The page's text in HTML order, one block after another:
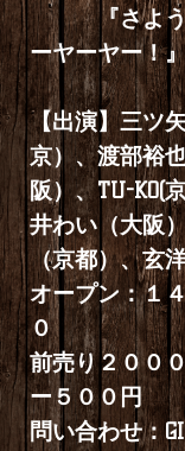
『さような
ーヤーヤー
at 神戸
【出演】三ツ
京）、渡部裕
阪）、TU-KO(
井わい（大阪
（京都）、玄
オープン：１
０
前売り２００
ー５００円
問い合わせ：